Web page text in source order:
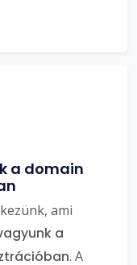
a domain
ami
a
. A